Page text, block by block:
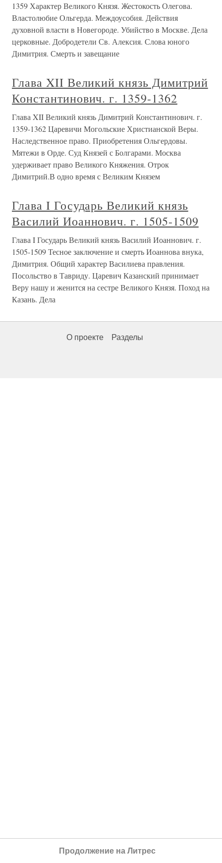
1359 Характер Великого Князя. Жестокость Олегова.
Властолюбие Ольгерда. Междоусобия. Действия
духовной власти в Новегороде. Убийство в Москве. Дела
церковные. Добродетели Св. Алексия. Слова юного
Димитрия. Смерть и завещание
Глава XII Великий князь Димитрий
Константинович. г. 1359-1362
Глава XII Великий князь Димитрий Константинович. г.
1359-1362 Царевичи Могольские Христианской Веры.
Наследственное право. Приобретения Ольгердовы.
Мятежи в Орде. Суд Князей с Болгарами. Москва
удерживает право Великого Княжения. Отрок
Димитрий.В одно время с Великим Князем
Глава I Государь Великий князь
Василий Иоаннович. г. 1505-1509
Глава I Государь Великий князь Василий Иоаннович. г.
1505-1509 Тесное заключение и смерть Иоаннова внука,
Димитрия. Общий характер Василиева правления.
Посольство в Тавриду. Царевич Казанский принимает
Веру нашу и женится на сестре Великого Князя. Поход на
Казань. Дела
О проекте Разделы
Продолжение на Литрес